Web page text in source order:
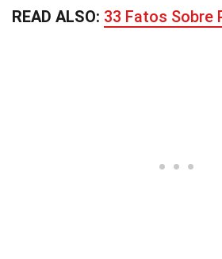
READ ALSO: 33 Fatos Sobre